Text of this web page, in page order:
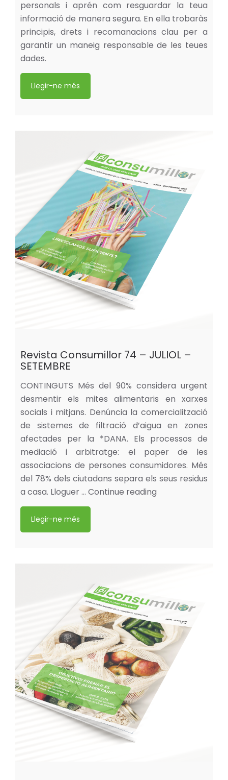
personals i aprén com resguardar la teua
informació de manera segura. En ella trobaràs
principis, drets i recomanacions clau per a
garantir un maneig responsable de les teues
dades.
Llegir-ne més
Revista Consumillor 74 – JULIOL –
SETEMBRE
CONTINGUTS Més del 90% considera urgent
desmentir els mites alimentaris en xarxes
socials i mitjans. Denúncia la comercialització
de sistemes de filtració d’aigua en zones
afectades per la *DANA. Els processos de
mediació i arbitratge: el paper de les
associacions de persones consumidores. Més
del 78% dels ciutadans separa els seus residus
a casa. Lloguer … Continue reading
Llegir-ne més